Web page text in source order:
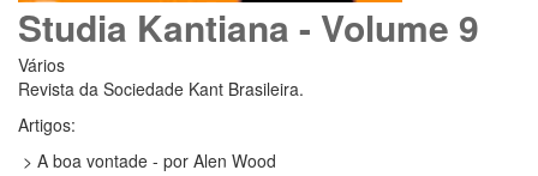
Studia Kantiana - Volume 9
Vários
Revista da Sociedade Kant Brasileira.
Artigos:
> A boa vontade - por Alen Wood